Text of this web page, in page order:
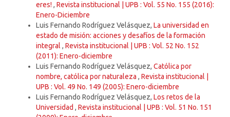
eres! , Revista institucional | UPB : Vol. 55 No. 155 (2016):
Enero-Diciembre
Luis Fernando Rodríguez Velásquez, La universidad en
estado de misión: acciones y desafíos de la formación
integral , Revista institucional | UPB : Vol. 52 No. 152
(2011): Enero-diciembre
Luis Fernando Rodríguez Velásquez, Católica por
nombre, católica por naturaleza , Revista institucional |
UPB : Vol. 49 No. 149 (2005): Enero-diciembre
Luis Fernando Rodríguez Velásquez, Los retos de la
Universidad , Revista institucional | UPB : Vol. 51 No. 151